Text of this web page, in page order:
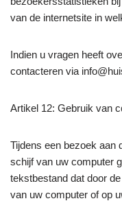
van de internetsite in
Indien u vragen heeft
contacteren via
Artikel 12: Gebruik van
Tijdens een bezoek aan
schijf van uw computer
tekstbestand dat door
van uw computer of op